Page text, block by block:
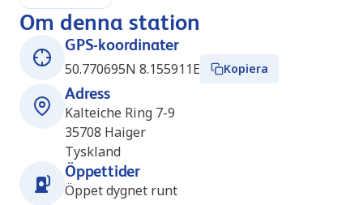
Om denna station
GPS-koordinater
50.770695N 8.155911E
Kopiera
Adress
Kalteiche Ring 7-9
35708 Haiger
Tyskland
Öppettider
Öppet dygnet runt